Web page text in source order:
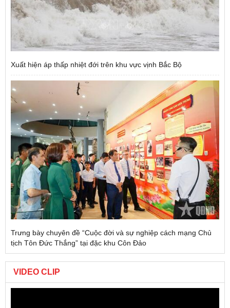
Xuất hiện áp thấp nhiệt đới trên khu vực vịnh Bắc Bộ
Trưng bày chuyên đề “Cuộc đời và sự nghiệp cách mạng Chủ
tịch Tôn Đức Thắng” tại đặc khu Côn Đảo
VIDEO CLIP